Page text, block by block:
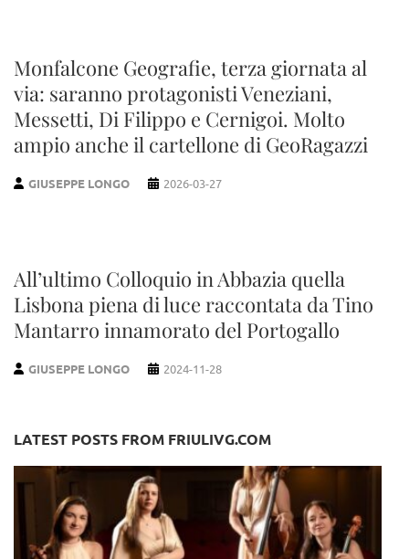
Monfalcone Geografie, terza giornata al
via: saranno protagonisti Veneziani,
Messetti, Di Filippo e Cernigoi. Molto
ampio anche il cartellone di GeoRagazzi
GIUSEPPE LONGO 2026-03-27
All’ultimo Colloquio in Abbazia quella
Lisbona piena di luce raccontata da Tino
Mantarro innamorato del Portogallo
GIUSEPPE LONGO 2024-11-28
LATEST POSTS FROM FRIULIVG.COM